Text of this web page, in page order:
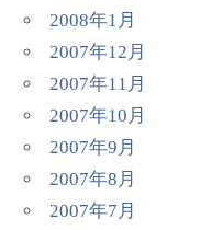
2008年1月
2007年12月
2007年11月
2007年10月
2007年9月
2007年8月
2007年7月